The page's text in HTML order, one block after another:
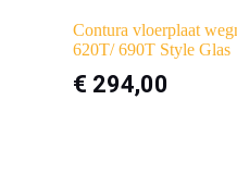
Contura vloerplaat
620T/ 690T Style Glas
€ 294,00